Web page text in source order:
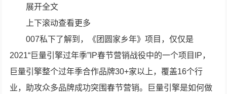
展开全文
上下滚动查看更多
007私下了解到，《团圆家乡年》项目，仅仅是
2021“巨量引擎过年季”IP春节营销战役中的一个项目IP，
巨量引擎整个过年季合作品牌30+家以上，覆盖16个行
业，助攻众多品牌成功突围春节营销。巨量引擎是如何做